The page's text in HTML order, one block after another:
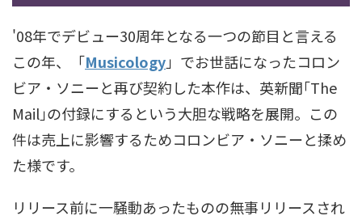
'08年でデビュー30周年となる一つの節目と言える
この年、「Musicology」でお世話になったコロン
ビア・ソニーと再び契約した本作は、英新聞｢The
Mail｣の付録にするという大胆な戦略を展開。この
件は売上に影響するためコロンビア・ソニーと揉め
た様です。
リリース前に一騒動あったものの無事リリースされ